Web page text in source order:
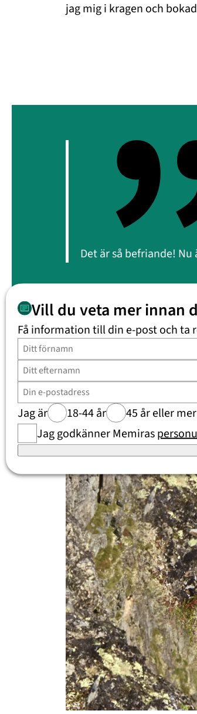
jag mig i kragen och
Det är så befriande!
Utöver att operera mitt
Därför blev jag
önskat att jag hade gjort
biverkningar. Jag ser
Synen är skarp och livet
del av mig istället för att
Vill du veta mer innan
Få information till din e-post och ta
Jag är 18-44 år
45 år eller mer
Jag godkänner Memiras